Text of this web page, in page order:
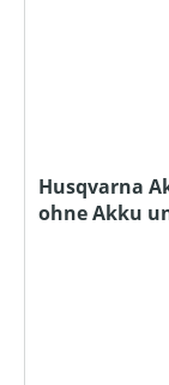
Husqvarna
ohne Akku